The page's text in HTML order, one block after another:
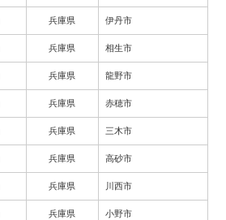
兵庫県 伊丹市
兵庫県 相生市
兵庫県 龍野市
兵庫県 赤穂市
兵庫県 三木市
兵庫県 高砂市
兵庫県 川西市
兵庫県 小野市